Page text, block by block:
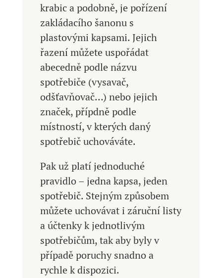
krabic a podobně, je pořízení
zakládacího šanonu s
plastovými kapsami. Jejich
řazení můžete uspořádat
abecedně podle názvu
spotřebiče (vysavač,
odšťavňovač…) nebo jejich
značek, přípdně podle
místností, v kterých daný
spotřebič uchováváte.
Pak už platí jednoduché
pravidlo – jedna kapsa, jeden
spotřebič. Stejným způsobem
můžete uchovávat i záruční listy
a účtenky k jednotlivým
spotřebičům, tak aby byly v
případě poruchy snadno a
rychle k dispozici.